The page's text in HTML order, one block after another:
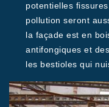
potentielles
pollution seront
la façade est en
antifongiques et
les bestioles qui